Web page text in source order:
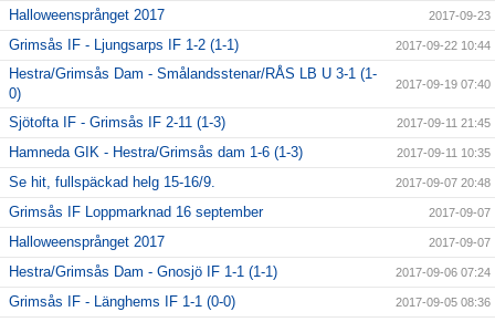
Halloweensprånget 2017 2017-09-23
Grimsås IF - Ljungsarps IF 1-2 (1-1) 2017-09-22 10:44
Hestra/Grimsås Dam - Smålandsstenar/RÅS LB U 3-1 (1-
0)
2017-09-19 07:40
Sjötofta IF - Grimsås IF 2-11 (1-3) 2017-09-11 21:45
Hamneda GIK - Hestra/Grimsås dam 1-6 (1-3) 2017-09-11 10:35
Se hit, fullspäckad helg 15-16/9. 2017-09-07 20:48
Grimsås IF Loppmarknad 16 september 2017-09-07
Halloweensprånget 2017 2017-09-07
Hestra/Grimsås Dam - Gnosjö IF 1-1 (1-1) 2017-09-06 07:24
Grimsås IF - Länghems IF 1-1 (0-0) 2017-09-05 08:36